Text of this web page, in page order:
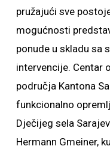
pružajući sve
mogućnosti
ponude u skladu sa
intervencije. Centar
područja Kantona
funkcionalno
Dječijeg sela
Hermann Gmeiner,